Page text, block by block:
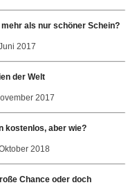
als nur schöner Schein?
2017
der Welt
2017
kostenlos, aber wie?
2018
Chance oder doch